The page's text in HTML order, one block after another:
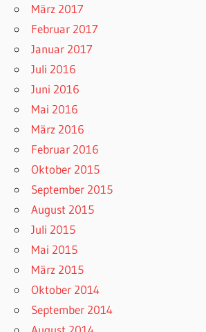
März 2017
Februar 2017
Januar 2017
Juli 2016
Juni 2016
Mai 2016
März 2016
Februar 2016
Oktober 2015
September 2015
August 2015
Juli 2015
Mai 2015
März 2015
Oktober 2014
September 2014